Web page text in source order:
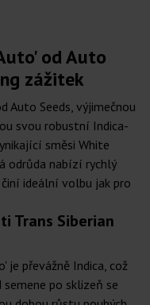
od Auto
zážitek
Auto Seeds, výjimečnou
svou robustní Indica-
směsi White
odrůda nabízí rychlý
ideální volbu jak pro
Trans Siberian
je převážně Indica, což
po sklizeň se